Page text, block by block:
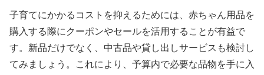
子育てにかかるコストを抑えるためには、赤ちゃん用品を
購入する際にクーポンやセールを活用することが有益で
す。新品だけでなく、中古品や貸し出しサービスも検討し
てみましょう。これにより、予算内で必要な品物を手に入